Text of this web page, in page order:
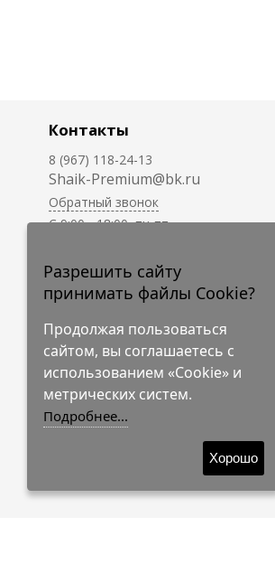
Контакты
8 (967) 118-24-13
Shaik-Premium@bk.ru
Обратный звонок
C 9:00 - 18:00, пн-пт
круглосуточно.
© 2009-2026 Shaik-Premium
Разрешить сайту
принимать файлы Cookie?
Продолжая пользоваться
сайтом, вы соглашаетесь с
использованием «Cookie» и
метрических систем.
Подробнее...
Хорошо